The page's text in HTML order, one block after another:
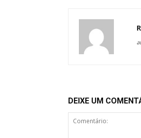
DEIXE UM